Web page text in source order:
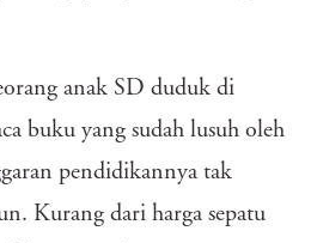
anak SD duduk di
buku yang sudah lusuh oleh
pendidikannya tak
Kurang dari harga sepatu